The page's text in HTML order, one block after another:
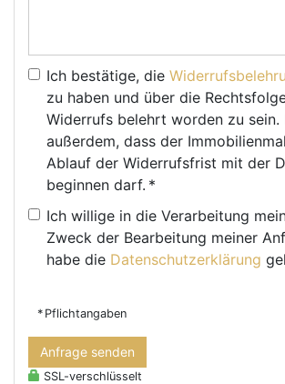
Ich bestätige, die
zu haben und über die
Widerrufs belehrt worden zu
außerdem, dass der
Ablauf der Widerrufsfrist mit der
beginnen darf. *
Ich willige in die Verarbeitung
Zweck der Bearbeitung meiner
habe die Datenschutzerklärung
* Pflichtangaben
Anfrage senden
SSL-verschlüsselt